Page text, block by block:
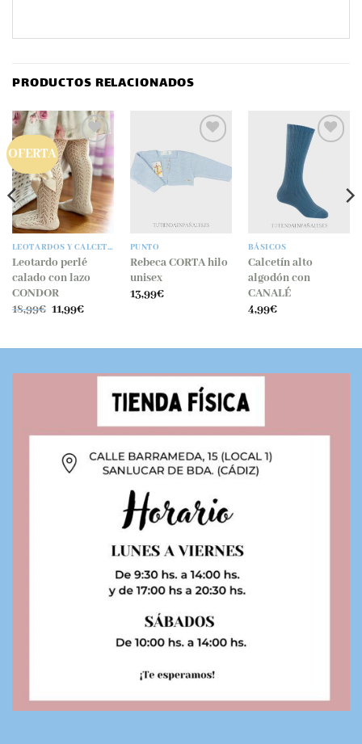
PRODUCTOS RELACIONADOS
OFERTA
LEOTARDOS Y CALCETINES
Leotardo perlé
calado con lazo
CONDOR
18,99€ El
11,99€El
PUNTO
Rebeca CORTA hilo
unisex
13,99€
BÁSICOS
Calcetín alto
algodón con
CANALÉ
4,99€